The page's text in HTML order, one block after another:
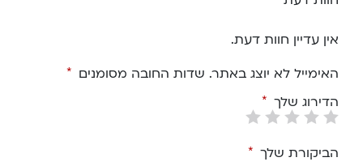
אין עדיין חוות דעת.
האימייל לא יוצג באתר. שדות החובה מסומנים *
הדירוג שלך *
הביקורת שלך *